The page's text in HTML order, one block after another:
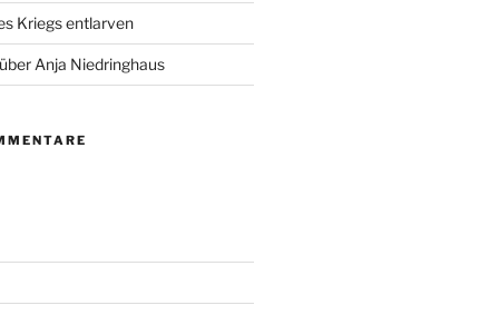
Kriegs entlarven
Anja Niedringhaus